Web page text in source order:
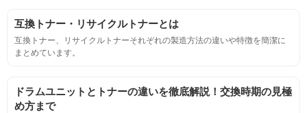
目視検査にて数値測定
連続印刷時の安定した印刷枚数測定
互換トナー・リサイクルトナーとは
互換トナー、リサイクルトナーそれぞれの製造方法の違いや特徴を簡潔に
まとめています。
ドラムユニットとトナーの違いを徹底解説！交換時期の見極
め方まで